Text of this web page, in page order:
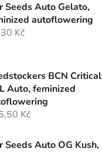
Seeds Auto Gelato,
autoflowering
Kč
BCN Critical
Auto, feminized
Kč
Seeds Auto OG Kush,